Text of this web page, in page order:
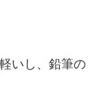
いし、鉛筆の